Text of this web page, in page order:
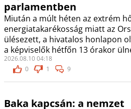
parlamentben
Miután a múlt héten az extrém
energiatakarékosság miatt az
ülésezett, a hivatalos honlapon
a képviselők hétfőn 13 órakor
2026.08.10 04:18
0
1 9
Baka kapcsán: a nemzet